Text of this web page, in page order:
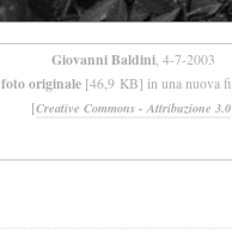
Giovanni Baldini , 4-7-2003
foto originale [46,9 KB] in una nuova
[Creative Commons - Attribuzione 3.0